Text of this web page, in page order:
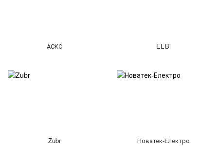
АСКО EL-Bi
Zubr Новатек-Електро